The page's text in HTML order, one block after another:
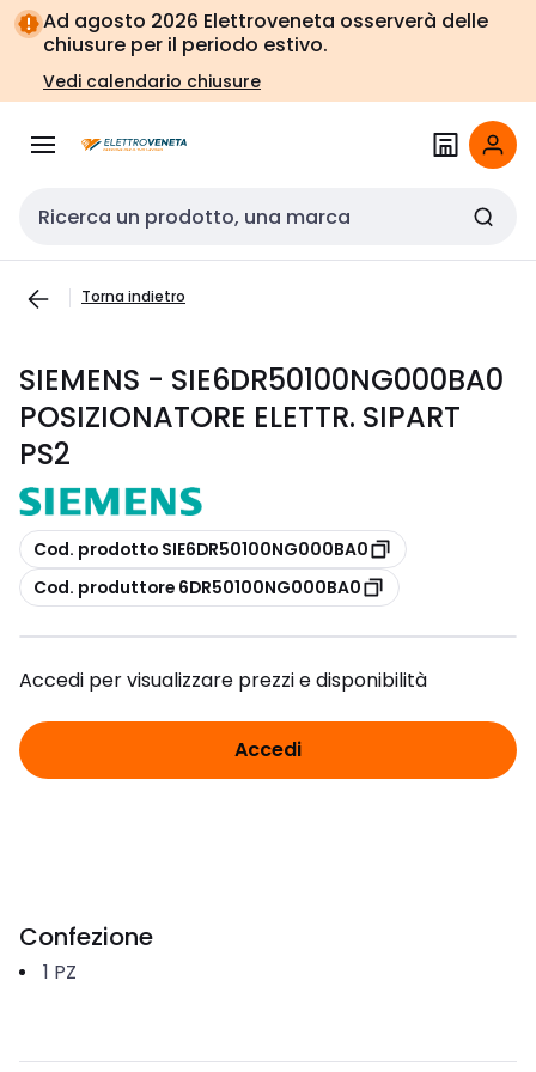
Vai alla
navigazione
Vai
alla
pagina
Ad agosto 2026 Elettroveneta osserverà delle
chiusure per il periodo estivo.
Vedi calendario chiusure
Cerca input
Torna indietro
SIEMENS - SIE6DR50100NG000BA0
POSIZIONATORE ELETTR. SIPART
PS2
copia
Cod. prodotto SIE6DR50100NG000BA0
copia
Cod. produttore 6DR50100NG000BA0
Accedi per visualizzare prezzi e disponibilità
Accedi
Confezione
1 PZ